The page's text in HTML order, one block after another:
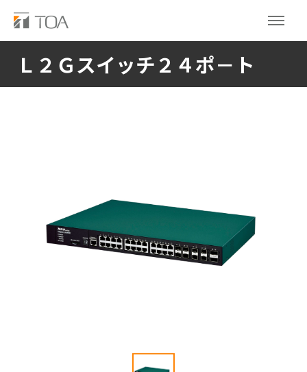
Ｌ２Ｇスイッチ２４ポ－ト